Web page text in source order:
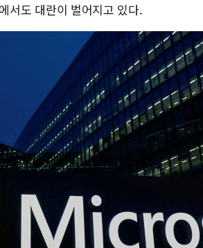
서도 대란이 벌어지고 있다.